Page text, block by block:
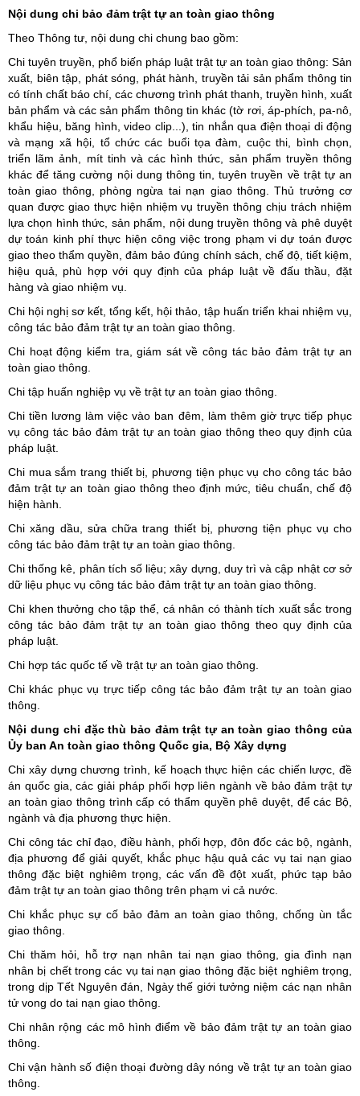
Nội dung chi bảo đảm trật tự an toàn giao thông
Theo Thông tư, nội dung chi chung bao gồm:
Chi tuyên truyền, phổ biến pháp luật trật tự an toàn giao thông: Sản
xuất, biên tập, phát sóng, phát hành, truyền tải sản phẩm thông tin
có tính chất báo chí, các chương trình phát thanh, truyền hình, xuất
bản phẩm và các sản phẩm thông tin khác (tờ rơi, áp-phích, pa-nô,
khẩu hiệu, băng hình, video clip...), tin nhắn qua điện thoại di động
và mạng xã hội, tổ chức các buổi tọa đàm, cuộc thi, bình chọn,
triển lãm ảnh, mít tinh và các hình thức, sản phẩm truyền thông
khác để tăng cường nội dung thông tin, tuyên truyền về trật tự an
toàn giao thông, phòng ngừa tai nạn giao thông. Thủ trưởng cơ
quan được giao thực hiện nhiệm vụ truyền thông chịu trách nhiệm
lựa chọn hình thức, sản phẩm, nội dung truyền thông và phê duyệt
dự toán kinh phí thực hiện công việc trong phạm vi dự toán được
giao theo thẩm quyền, đảm bảo đúng chính sách, chế độ, tiết kiệm,
hiệu quả, phù hợp với quy định của pháp luật về đấu thầu, đặt
hàng và giao nhiệm vụ.
Chi hội nghị sơ kết, tổng kết, hội thảo, tập huấn triển khai nhiệm vụ,
công tác bảo đảm trật tự an toàn giao thông.
Chi hoạt động kiểm tra, giám sát về công tác bảo đảm trật tự an
toàn giao thông.
Chi tập huấn nghiệp vụ về trật tự an toàn giao thông.
Chi tiền lương làm việc vào ban đêm, làm thêm giờ trực tiếp phục
vụ công tác bảo đảm trật tự an toàn giao thông theo quy định của
pháp luật.
Chi mua sắm trang thiết bị, phương tiện phục vụ cho công tác bảo
đảm trật tự an toàn giao thông theo định mức, tiêu chuẩn, chế độ
hiện hành.
Chi xăng dầu, sửa chữa trang thiết bị, phương tiện phục vụ cho
công tác bảo đảm trật tự an toàn giao thông.
Chi thống kê, phân tích số liệu; xây dựng, duy trì và cập nhật cơ sở
dữ liệu phục vụ công tác bảo đảm trật tự an toàn giao thông.
Chi khen thưởng cho tập thể, cá nhân có thành tích xuất sắc trong
công tác bảo đảm trật tự an toàn giao thông theo quy định của
pháp luật.
Chi hợp tác quốc tế về trật tự an toàn giao thông.
Chi khác phục vụ trực tiếp công tác bảo đảm trật tự an toàn giao
thông.
Nội dung chi đặc thù bảo đảm trật tự an toàn giao thông của
Ủy ban An toàn giao thông Quốc gia, Bộ Xây dựng
Chi xây dựng chương trình, kế hoạch thực hiện các chiến lược, đề
án quốc gia, các giải pháp phối hợp liên ngành về bảo đảm trật tự
an toàn giao thông trình cấp có thẩm quyền phê duyệt, để các Bộ,
ngành và địa phương thực hiện.
Chi công tác chỉ đạo, điều hành, phối hợp, đôn đốc các bộ, ngành,
địa phương để giải quyết, khắc phục hậu quả các vụ tai nạn giao
thông đặc biệt nghiêm trọng, các vấn đề đột xuất, phức tạp bảo
đảm trật tự an toàn giao thông trên phạm vi cả nước.
Chi khắc phục sự cố bảo đảm an toàn giao thông, chống ùn tắc
giao thông.
Chi thăm hỏi, hỗ trợ nạn nhân tai nạn giao thông, gia đình nạn
nhân bị chết trong các vụ tai nạn giao thông đặc biệt nghiêm trọng,
trong dịp Tết Nguyên đán, Ngày thế giới tưởng niệm các nạn nhân
tử vong do tai nạn giao thông.
Chi nhân rộng các mô hình điểm về bảo đảm trật tự an toàn giao
thông.
Chi vận hành số điện thoại đường dây nóng về trật tự an toàn giao
thông.